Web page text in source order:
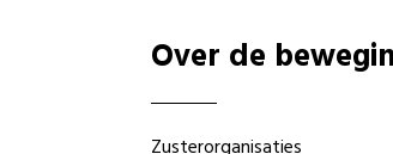
Over de
Zusterorganisaties